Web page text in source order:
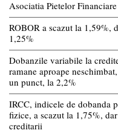
Asociatia Pietelor Financiare
ROBOR a scazut la 1,59%,
1,25%
Dobanzile variabile la
ramane aproape
un punct, la 2,2%
IRCC, indicele de dobanda
fizice, a scazut la 1,75%,
creditarii